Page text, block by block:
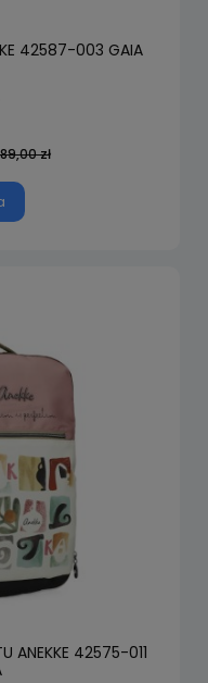
42587-003 GAIA
89,00 zł
ANEKKE 42575-011